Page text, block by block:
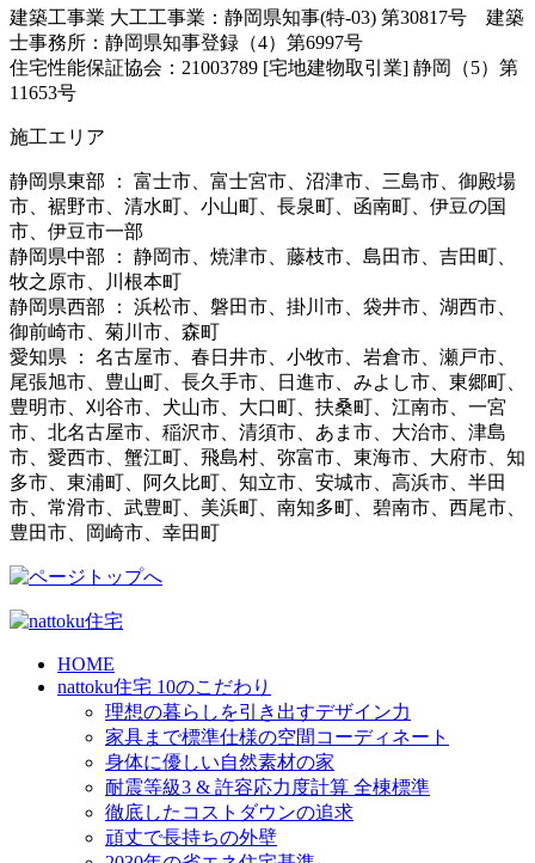
建築工事業 大工工事業：静岡県知事(特-03) 第30817号 建築
士事務所：静岡県知事登録（4）第6997号
住宅性能保証協会：21003789 [宅地建物取引業] 静岡（5）第
11653号
施工エリア
静岡県東部 ： 富士市、富士宮市、沼津市、三島市、御殿場
市、裾野市、清水町、小山町、長泉町、函南町、伊豆の国
市、伊豆市一部
静岡県中部 ： 静岡市、焼津市、藤枝市、島田市、吉田町、
牧之原市、川根本町
静岡県西部 ： 浜松市、磐田市、掛川市、袋井市、湖西市、
御前崎市、菊川市、森町
愛知県 ： 名古屋市、春日井市、小牧市、岩倉市、瀬戸市、
尾張旭市、豊山町、長久手市、日進市、みよし市、東郷町、
豊明市、刈谷市、犬山市、大口町、扶桑町、江南市、一宮
市、北名古屋市、稲沢市、清須市、あま市、大治市、津島
市、愛西市、蟹江町、飛島村、弥富市、東海市、大府市、知
多市、東浦町、阿久比町、知立市、安城市、高浜市、半田
市、常滑市、武豊町、美浜町、南知多町、碧南市、西尾市、
豊田市、岡崎市、幸田町
HOME
nattoku住宅 10のこだわり
理想の暮らしを引き出すデザイン力
家具まで標準仕様の空間コーディネート
身体に優しい自然素材の家
耐震等級3 & 許容応力度計算 全棟標準
徹底したコストダウンの追求
頑丈で長持ちの外壁